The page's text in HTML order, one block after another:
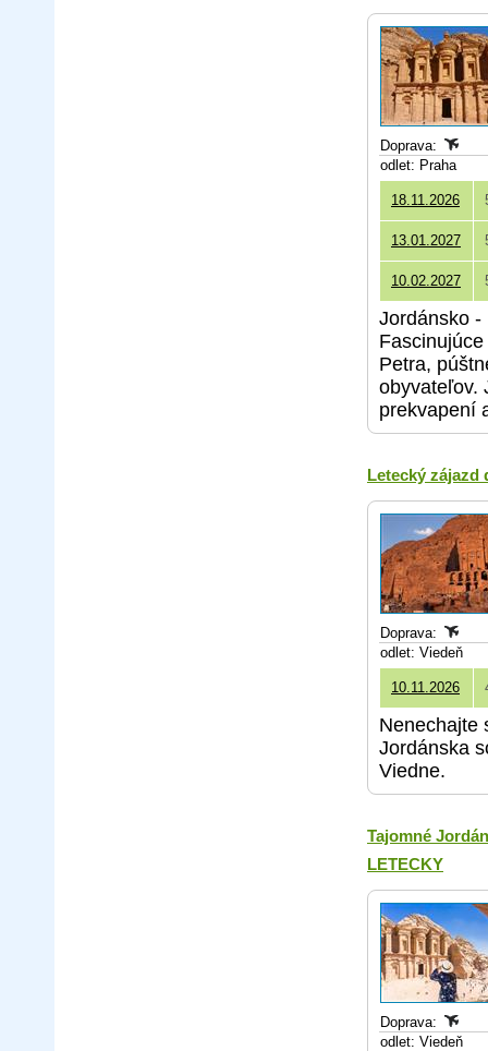
Doprava:
odlet: Praha
18.11.2026
13.01.2027
10.02.2027
Jordánsko -
Petra,
obyvateľov.
prekvapení
Letecký zájazd
Doprava:
odlet: Viedeň
10.11.2026
Nenechajte
Jordánska
Viedne.
Tajomné
LETECKY
Doprava:
odlet: Viedeň